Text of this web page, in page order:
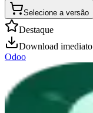
Selecione a versão
Destaque
Download imediato
Odoo